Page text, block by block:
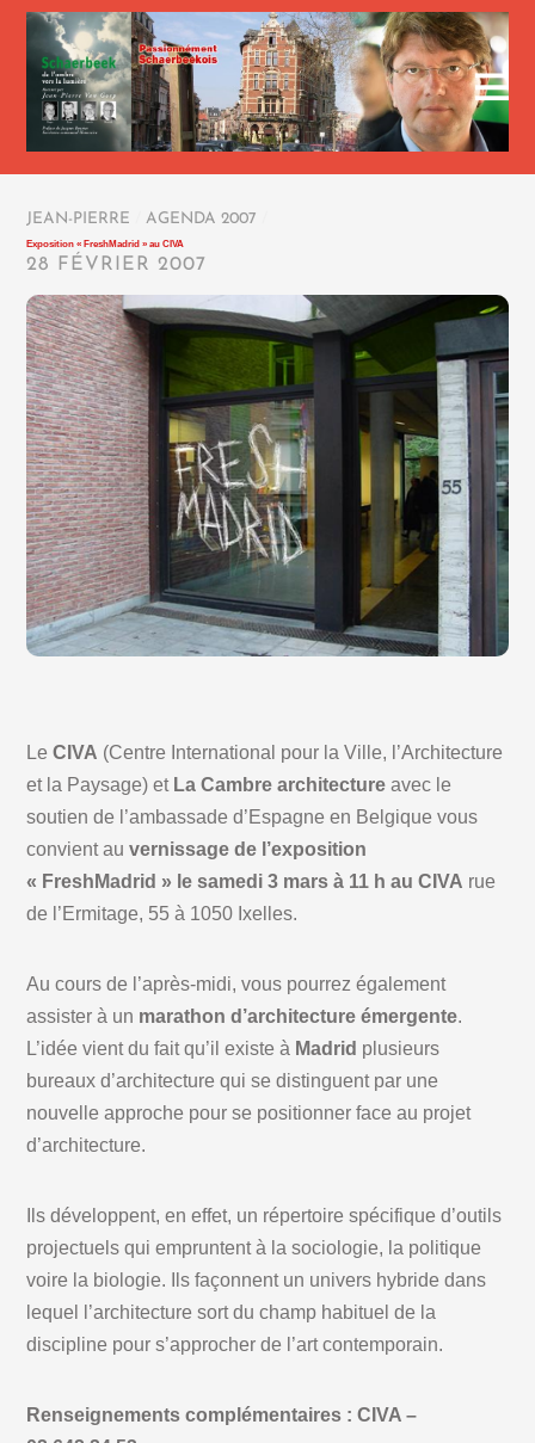
JEAN-PIERRE AGENDA 2007
Exposition « FreshMadrid » au CIVA
28 FÉVRIER 2007
LeCIVA (Centre International pour la Ville, l’Architecture
et la Paysage) et La Cambre architecture avec le
soutien de l’ambassade d’Espagne en Belgique vous
convient auvernissage de l’exposition
« FreshMadrid » le samedi 3 mars à 11 h au CIVA rue
de l’Ermitage, 55 à 1050 Ixelles.
Au cours de l’après-midi, vous pourrez également
assister à un marathon d’architecture émergente.
L’idée vient du fait qu’il existe à Madrid plusieurs
bureaux d’architecture qui se distinguent par une
nouvelle approche pour se positionner face au projet
d’architecture.
Ils développent, en effet, un répertoire spécifique d’outils
projectuels qui empruntent à la sociologie, la politique
voire la biologie. Ils façonnent un univers hybride dans
lequel l’architecture sort du champ habituel de la
discipline pour s’approcher de l’art contemporain.
Renseignements complémentaires : CIVA –